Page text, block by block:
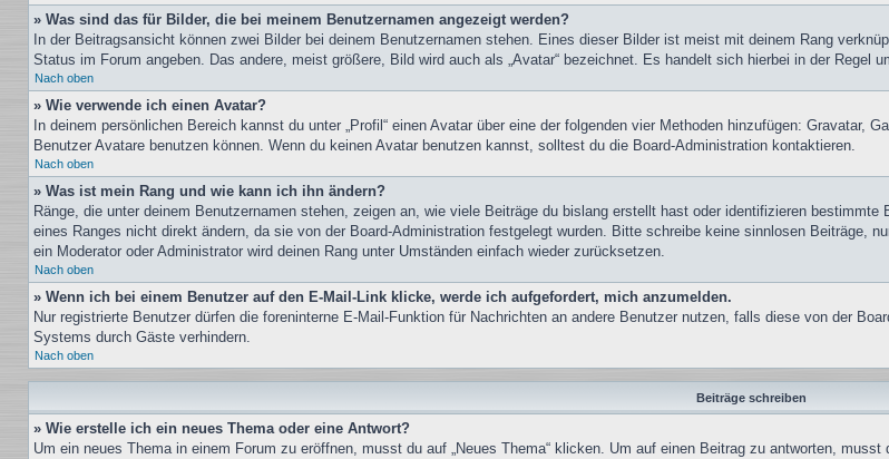
» Was sind das für Bilder, die bei meinem Benutzernamen angezeigt werden?
In der Beitragsansicht können zwei Bilder bei deinem Benutzernamen stehen. Eines dieser Bilder ist meist mit deinem Rang
Status im Forum angeben. Das andere, meist größere, Bild wird auch als „Avatar“ bezeichnet. Es handelt sich hierbei in der
Nach oben
» Wie verwende ich einen Avatar?
In deinem persönlichen Bereich kannst du unter „Profil“ einen Avatar über eine der folgenden vier Methoden hinzufügen: Gravatar,
Benutzer Avatare benutzen können. Wenn du keinen Avatar benutzen kannst, solltest du die Board-Administration kontaktieren.
Nach oben
» Was ist mein Rang und wie kann ich ihn ändern?
Ränge, die unter deinem Benutzernamen stehen, zeigen an, wie viele Beiträge du bislang erstellt hast oder identifizieren
eines Ranges nicht direkt ändern, da sie von der Board-Administration festgelegt wurden. Bitte schreibe keine sinnlosen Beiträge,
ein Moderator oder Administrator wird deinen Rang unter Umständen einfach wieder zurücksetzen.
Nach oben
» Wenn ich bei einem Benutzer auf den E-Mail-Link klicke, werde ich aufgefordert, mich anzumelden.
Nur registrierte Benutzer dürfen die foreninterne E-Mail-Funktion für Nachrichten an andere Benutzer nutzen, falls diese von der
Systems durch Gäste verhindern.
Nach oben
Beiträge schreiben
» Wie erstelle ich ein neues Thema oder eine Antwort?
Um ein neues Thema in einem Forum zu eröffnen, musst du auf „Neues Thema“ klicken. Um auf einen Beitrag zu antworten,